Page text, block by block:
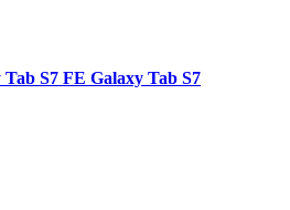
S7 FE Galaxy Tab S7